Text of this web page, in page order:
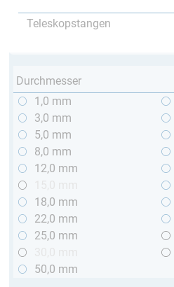
Teleskopstangen
Durchmesser
1,0 mm
3,0 mm
5,0 mm
8,0 mm
12,0 mm
18,0 mm
22,0 mm
25,0 mm
50,0 mm